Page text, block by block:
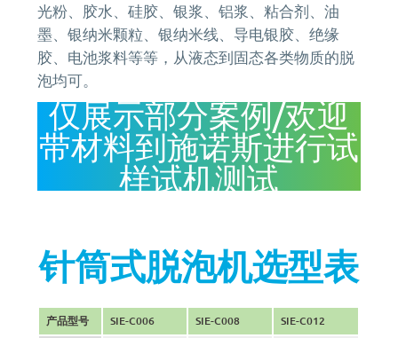
光粉、胶水、硅胶、银浆、铝浆、粘合剂、油
墨、银纳米颗粒、银纳米线、导电银胶、绝缘
胶、电池浆料等等，从液态到固态各类物质的脱
泡均可。
仅展示部分案例/欢迎
带材料到施诺斯进行试
样试机测试
针筒式脱泡机选型表
产品型号 SIE-C006 SIE-C008 SIE-C012